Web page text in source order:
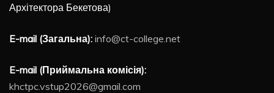
Архітектора Бекетова)
E-mail (Загальна): info@ct-college.net
E-mail (Приймальна комісія):
khctpc.vstup2026@gmail.com